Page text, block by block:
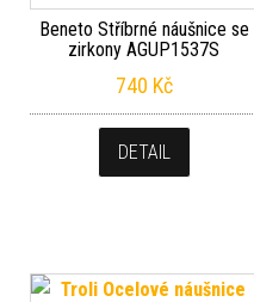
Beneto Stříbrné náušnice se
zirkony AGUP1537S
740 Kč
DETAIL